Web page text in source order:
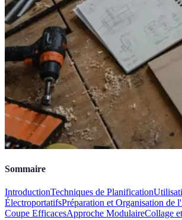
Sommaire
IntroductionTechniques de Planification
ÉlectroportatifsPréparation et Organisation de
Coupe EfficacesApproche ModulaireCollage